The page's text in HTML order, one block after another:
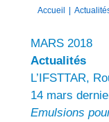
Accueil
MARS 2018
Actualités
L’IFSTTAR,
14 mars
Emulsions